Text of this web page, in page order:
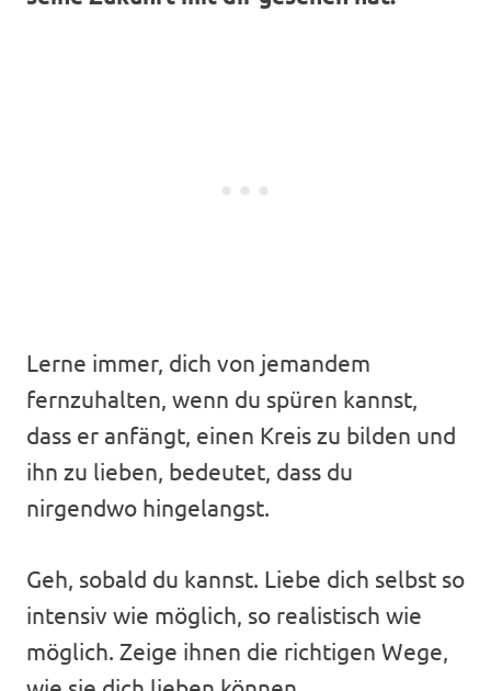
Lerne immer, dich von jemandem
fernzuhalten, wenn du spüren kannst,
dass er anfängt, einen Kreis zu bilden und
ihn zu lieben, bedeutet, dass du
nirgendwo hingelangst.
Geh, sobald du kannst. Liebe dich selbst so
intensiv wie möglich, so realistisch wie
möglich. Zeige ihnen die richtigen Wege,